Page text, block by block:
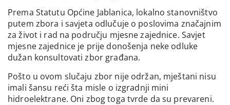
Prema Statutu Općine Jablanica, lokalno stanovništvo
putem zbora i savjeta odlučuje o poslovima značajnim
za život i rad na području mjesne zajednice. Savjet
mjesne zajednice je prije donošenja neke odluke
dužan konsultovati zbor građana.
Pošto u ovom slučaju zbor nije održan, mještani nisu
imali šansu reći šta misle o izgradnji mini
hidroelektrane. Oni zbog toga tvrde da su prevareni.